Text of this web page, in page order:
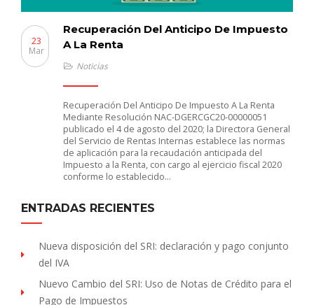
Recuperación Del Anticipo De Impuesto
A La Renta
23
Mar
Noticias
Recuperación Del Anticipo De Impuesto A La Renta
Mediante Resolución NAC-DGERCGC20-00000051
publicado el 4 de agosto del 2020; la Directora General
del Servicio de Rentas Internas establece las normas
de aplicación para la recaudación anticipada del
Impuesto a la Renta, con cargo al ejercicio fiscal 2020
conforme lo establecido…
ENTRADAS RECIENTES
Nueva disposición del SRI: declaración y pago conjunto
del IVA
Nuevo Cambio del SRI: Uso de Notas de Crédito para el
Pago de Impuestos